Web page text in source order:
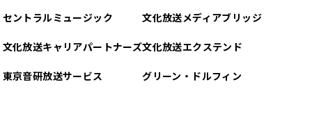
セントラルミュージック
文化放送キャリアパートナーズ
東京音研放送サービス
文化放送メディアブリッジ
文化放送エクステンド
グリーン・ドルフィン